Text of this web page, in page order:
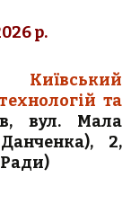
р.
Київський
та
вул. Мала
2,
Ради)